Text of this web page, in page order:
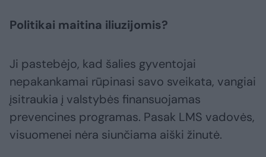
Politikai maitina iliuzijomis?
Ji pastebėjo, kad šalies gyventojai
nepakankamai rūpinasi savo sveikata, vangiai
įsitraukia į valstybės finansuojamas
prevencines programas. Pasak LMS vadovės,
visuomenei nėra siunčiama aiški žinutė.